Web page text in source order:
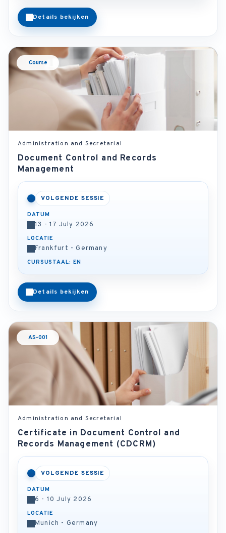
Details bekijken
Course
Administration and Secretarial
Document Control and Records
Management
VOLGENDE SESSIE
DATUM
13 - 17 July 2026
LOCATIE
Frankfurt - Germany
CURSUSTAAL: EN
Details bekijken
AS-001
Administration and Secretarial
Certificate in Document Control and
Records Management (CDCRM)
VOLGENDE SESSIE
DATUM
6 - 10 July 2026
LOCATIE
Munich - Germany